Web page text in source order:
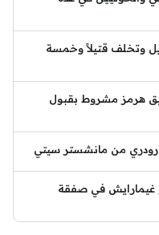
وتخلف قتيلاً وخمسة
هرمز مشروط بقبول
من مانشستر سيتي
غيمارايش في صفقة